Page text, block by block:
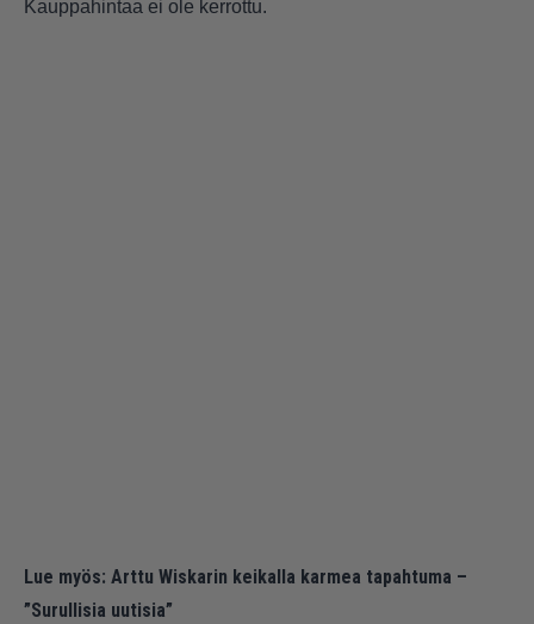
Kauppahintaa ei ole kerrottu.
Lue myös: Arttu Wiskarin keikalla karmea tapahtuma –
”Surullisia uutisia”